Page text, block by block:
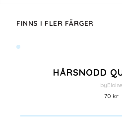
FINNS I FLER FÄRGER
HÅRSNODD
byEloise
70 kr